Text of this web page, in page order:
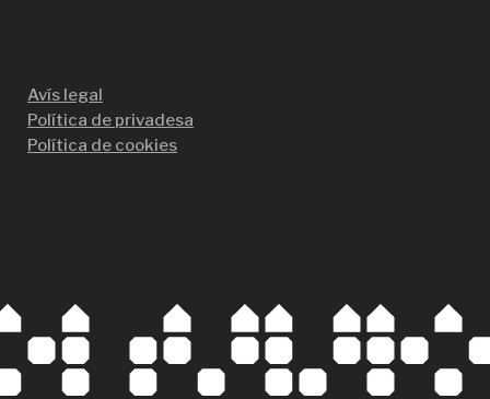
Avís legal
Política de privadesa
Política de cookies